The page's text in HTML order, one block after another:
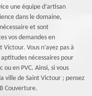
une équipe d’artisan
dans le domaine,
et sont
vos demandes en
Vous n’ayez pas à
nécessaires pour
en PVC. Ainsi, si vous
ville de Saint Victour ; pensez
Couverture.